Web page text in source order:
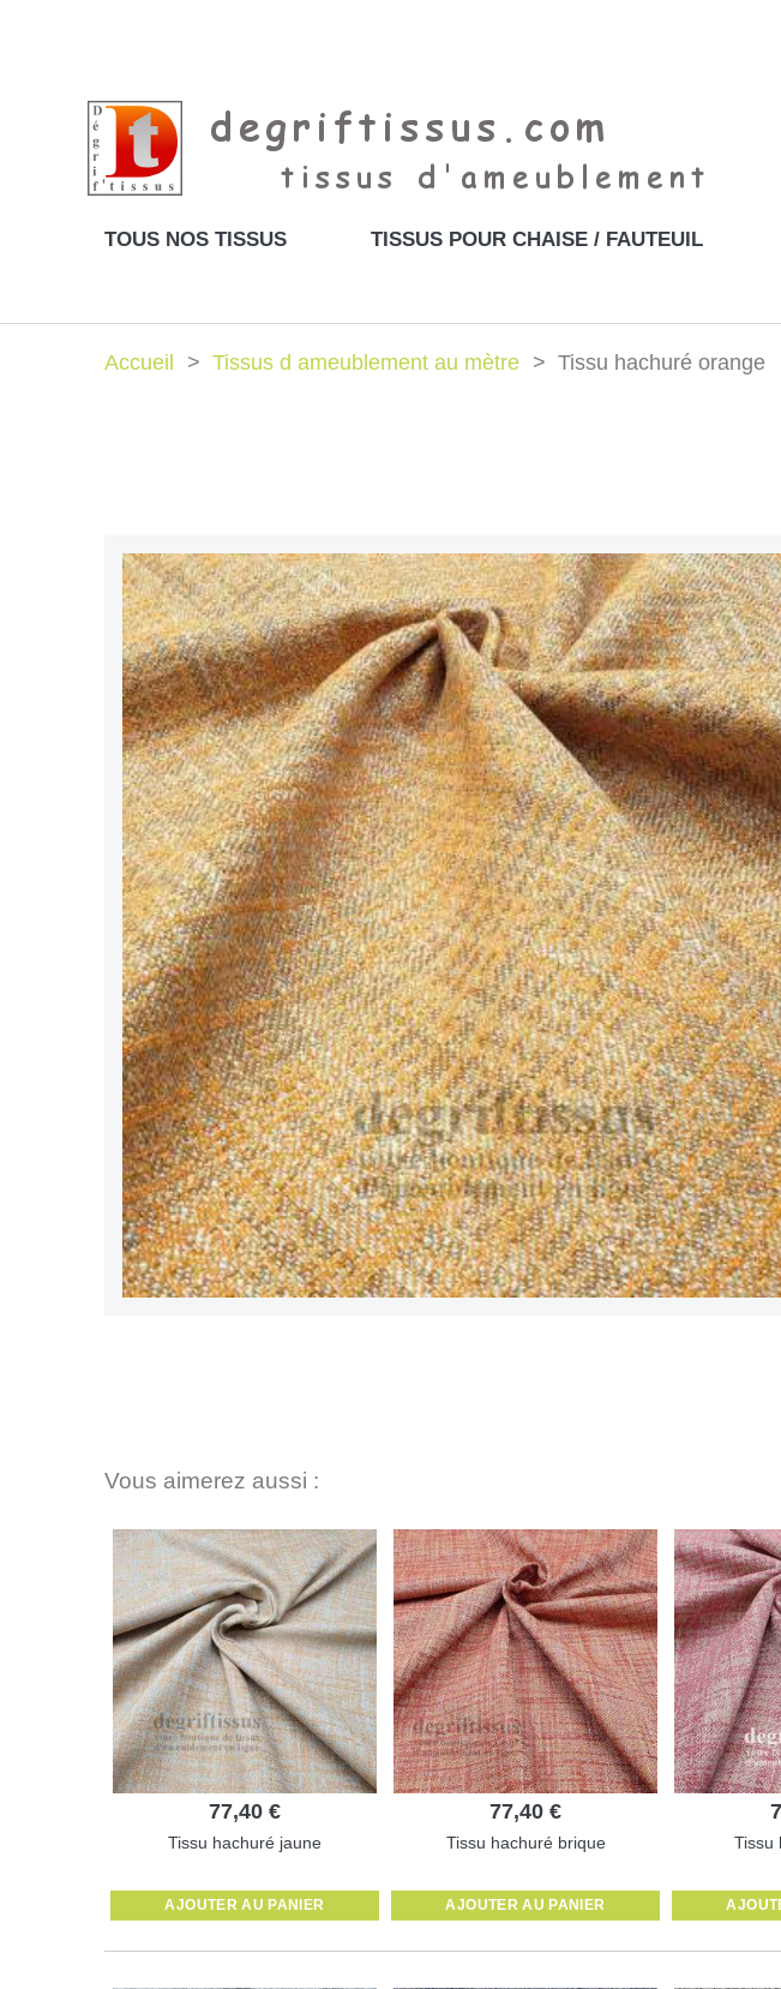
TOUS NOS TISSUS TISSUS POUR CHAISE / FAUTEUIL
Accueil Tissus d ameublement au mètre Tissu hachuré orange
Vous aimerez aussi :
77,40 €
Tissu hachuré jaune
AJOUTER AU PANIER
77,40 €
Tissu hachuré brique
AJOUTER AU PANIER
Tissu